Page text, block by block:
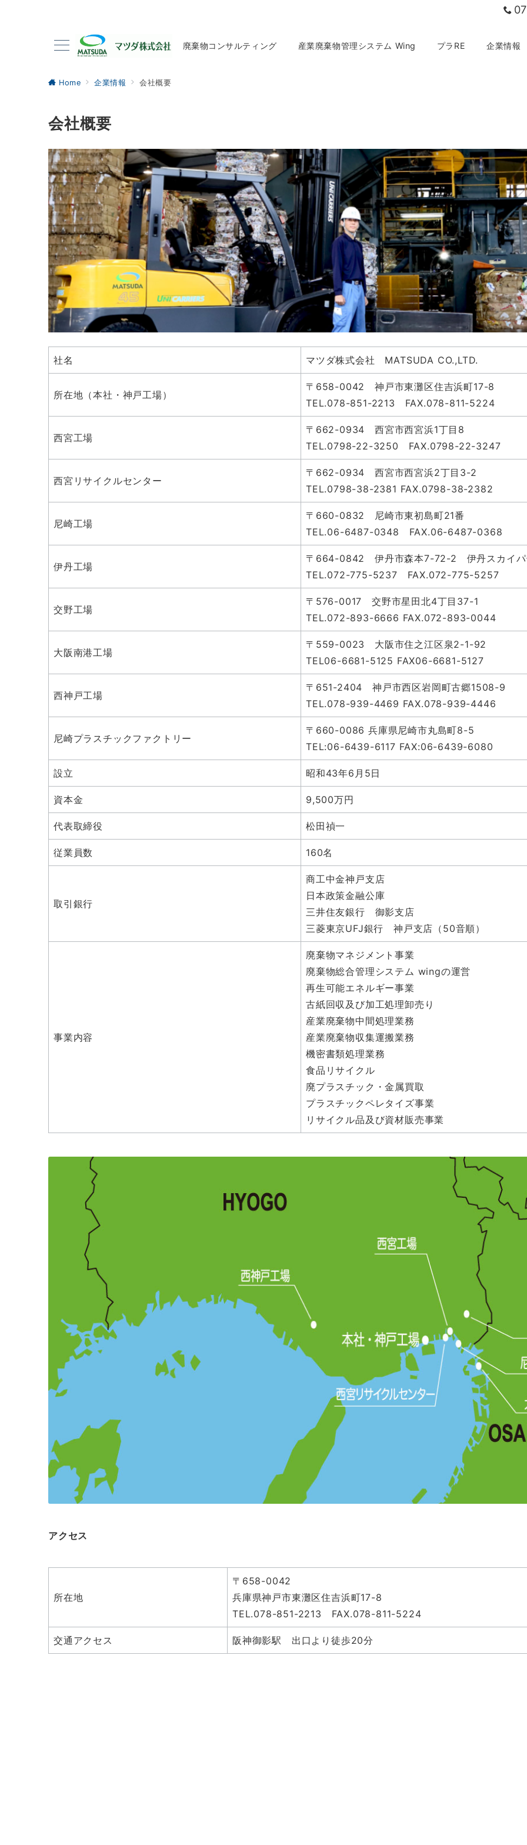
廃棄物コンサルティング 産業廃棄物管理システム Wing プラRE 企業情報
Home 企業情報 会社概要
会社概要
社名 マツダ株式会社 MATSUDA CO.,LTD.
所在地（本社・神戸工場）
〒658-0042 神戸市東灘区住吉浜町17-8
TEL.078-851-2213 FAX.078-811-5224
西宮工場
〒662-0934 西宮市西宮浜1丁目8
TEL.0798-22-3250 FAX.0798-22-3247
西宮リサイクルセンター
〒662-0934 西宮市西宮浜2丁目3-2
TEL.0798-38-2381 FAX.0798-38-2382
尼崎工場
〒660-0832 尼崎市東初島町21番
TEL.06-6487-0348 FAX.06-6487-0368
伊丹工場
〒664-0842 伊丹市森本7-72-2 伊丹スカイパ
TEL.072-775-5237 FAX.072-775-5257
交野工場
〒576-0017 交野市星田北4丁目37-1
TEL.072-893-6666 FAX.072-893-0044
大阪南港工場
〒559-0023 大阪市住之江区泉2-1-92
TEL06-6681-5125 FAX06-6681-5127
西神戸工場
〒651-2404 神戸市西区岩岡町古郷1508-9
TEL.078-939-4469 FAX.078-939-4446
尼崎プラスチックファクトリー
〒660-0086 兵庫県尼崎市丸島町8-5
TEL:06-6439-6117 FAX:06-6439-6080
設立 昭和43年6月5日
資本金 9,500万円
代表取締役 松田禎一
従業員数 160名
取引銀行
商工中金神戸支店
日本政策金融公庫
三井住友銀行 御影支店
三菱東京UFJ銀行 神戸支店（50音順）
事業内容
廃棄物マネジメント事業
廃棄物総合管理システム wingの運営
再生可能エネルギー事業
古紙回収及び加工処理卸売り
産業廃棄物中間処理業務
産業廃棄物収集運搬業務
機密書類処理業務
食品リサイクル
廃プラスチック・金属買取
プラスチックペレタイズ事業
リサイクル品及び資材販売事業
アクセス
所在地
〒658-0042
兵庫県神戸市東灘区住吉浜町17-8
TEL.078-851-2213 FAX.078-811-5224
交通アクセス 阪神御影駅 出口より徒歩20分